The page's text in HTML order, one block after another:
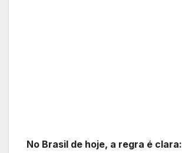
No Brasil de hoje, a regra é clara: